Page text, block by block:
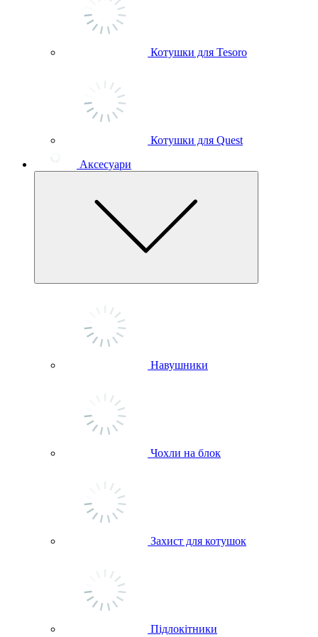
Котушки для Tesoro
Котушки для Quest
Аксесуари
Навушники
Чохли на блок
Захист для котушок
Підлокітники